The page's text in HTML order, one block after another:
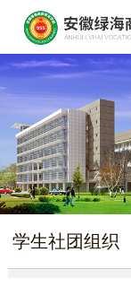
学生社团组织